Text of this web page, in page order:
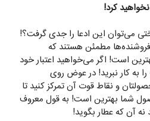
کرد!
می‌توان این ادعا را جدی گرفت؟!
فروشنده‌ها مطمئن هستند که
است! اگر می‌خواهید اعتبار خود
به کار نبرید! در عوض روی
و نقاط قوت آن تمرکز کنید تا
شما بهترین است! به قول معروف
آن که عطار بگوید!